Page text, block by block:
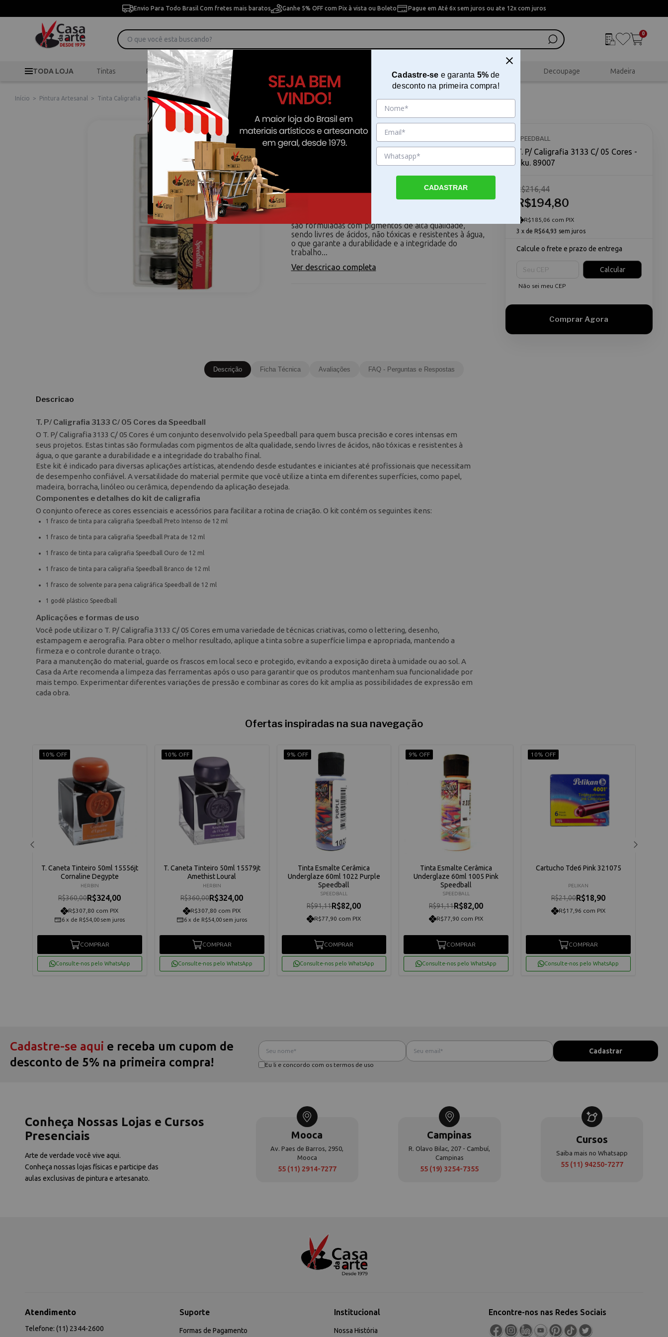
Envio Para Todo Brasil Com fretes mais baratos Ganhe 5% OFF com Pix à vista ou Boleto Pague em Até 6x sem juros ou ate 12x com juros
0
TODA LOJA Tintas Pincéis Desenho Pintura Artesanal Scrapbook Decoupage Madeira
Início > Pintura Artesanal > Tinta Caligrafia > T. P/ Caligrafia 3133 C/ 05 Cores
T. P/ Caligrafia 3133 C/ 05 Cores
T. P/ Caligrafia 3133 C/ 05 Cores da Speedball O T. P/
Caligrafia 3133 C/ 05 Cores é um conjunto
são formuladas com pigmentos de alta qualidade,
sendo livres de ácidos, não tóxicas e resistentes à água,
o que garante a durabilidade e a integridade do
trabalho...
Ver descricao completa
SPEEDBALL
T. P/ Caligrafia 3133 C/ 05 Cores -
Sku. 89007
R$194,80
R$216,44
R$185,06 com PIX
3 x de R$64,93 sem juros
Calcule o frete e prazo de entrega
Calcular
Não sei meu CEP
Descrição Ficha Técnica Avaliações FAQ - Perguntas e Respostas
Descricao
T. P/ Caligrafia 3133 C/ 05 Cores da Speedball
O T. P/ Caligrafia 3133 C/ 05 Cores é um conjunto desenvolvido pela Speedball para quem busca precisão e cores intensas em
seus projetos. Estas tintas são formuladas com pigmentos de alta qualidade, sendo livres de ácidos, não tóxicas e resistentes à
água, o que garante a durabilidade e a integridade do trabalho final.
Este kit é indicado para diversas aplicações artísticas, atendendo desde estudantes e iniciantes até profissionais que necessitam
de desempenho confiável. A versatilidade do material permite que você utilize a tinta em diferentes superfícies, como papel,
madeira, borracha, linóleo ou cerâmica, dependendo da aplicação desejada.
Componentes e detalhes do kit de caligrafia
O conjunto oferece as cores essenciais e acessórios para facilitar a rotina de criação. O kit contém os seguintes itens:
1 frasco de tinta para caligrafia Speedball Preto Intenso de 12 ml
1 frasco de tinta para caligrafia Speedball Prata de 12 ml
1 frasco de tinta para caligrafia Speedball Ouro de 12 ml
1 frasco de tinta para caligrafia Speedball Branco de 12 ml
1 frasco de solvente para pena caligráfica Speedball de 12 ml
1 godê plástico Speedball
Aplicações e formas de uso
Você pode utilizar o T. P/ Caligrafia 3133 C/ 05 Cores em uma variedade de técnicas criativas, como o lettering, desenho,
estampagem e aerografia. Para obter o melhor resultado, aplique a tinta sobre a superfície limpa e apropriada, mantendo a
firmeza e o controle durante o traço.
Para a manutenção do material, guarde os frascos em local seco e protegido, evitando a exposição direta à umidade ou ao sol. A
Casa da Arte recomenda a limpeza das ferramentas após o uso para garantir que os produtos mantenham sua funcionalidade por
mais tempo. Experimentar diferentes variações de pressão e combinar as cores do kit amplia as possibilidades de expressão em
cada obra.
Ofertas inspiradas na sua navegação
10% OFF
T. Caneta Tinteiro 50ml 15556jt
Cornaline Degypte
HERBIN
R$360,00R$324,00
R$307,80 com PIX
6 x de R$54,00 sem juros
COMPRAR
Consulte-nos pelo WhatsApp
10% OFF
T. Caneta Tinteiro 50ml 15579jt
Amethist Loural
HERBIN
R$360,00R$324,00
R$307,80 com PIX
6 x de R$54,00 sem juros
COMPRAR
Consulte-nos pelo WhatsApp
9% OFF
Tinta Esmalte Cerâmica
Underglaze 60ml 1022 Purple
Speedball
SPEEDBALL
R$91,11R$82,00
R$77,90 com PIX
COMPRAR
Consulte-nos pelo WhatsApp
9% OFF
Tinta Esmalte Cerâmica
Underglaze 60ml 1005 Pink
Speedball
SPEEDBALL
R$91,11R$82,00
R$77,90 com PIX
COMPRAR
Consulte-nos pelo WhatsApp
10% OFF
Cartucho Tde6 Pink 321075
PELIKAN
R$21,00R$18,90
R$17,96 com PIX
COMPRAR
Consulte-nos pelo WhatsApp
Cadastre-se aqui e receba um cupom de
desconto de 5% na primeira compra!
Eu li e concordo com os termos de uso
Conheça Nossas Lojas e Cursos
Presenciais
Arte de verdade você vive aqui.
Conheça nossas lojas físicas e participe das
aulas exclusivas de pintura e artesanato.
Mooca
Av. Paes de Barros, 2950,
Mooca
55 (11) 2914-7277
Campinas
R. Olavo Bilac, 207 - Cambuí,
Campinas
55 (19) 3254-7355
Cursos
Saiba mais no Whatsapp
55 (11) 94250-7277
Atendimento
Telefone: (11) 2344-2600
Suporte
Formas de Pagamento
Institucional
Nossa História
Encontre-nos nas Redes Sociais
Cadastre-se e garanta 5%de
desconto na primeira compra!
CADASTRAR